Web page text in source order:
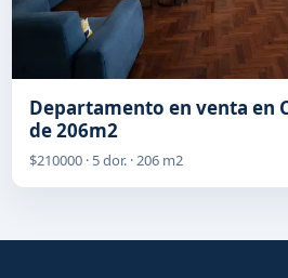
Departamento en venta en
de 206m2
$210000 · 5 dor. · 206 m2